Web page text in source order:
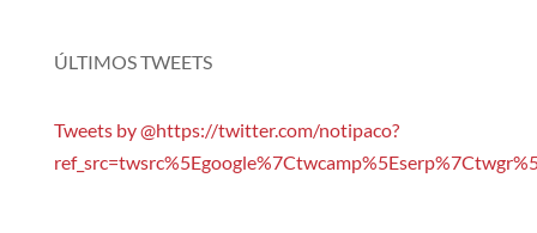
ÚLTIMOS TWEETS
Tweets by @https://twitter.com/notipaco?